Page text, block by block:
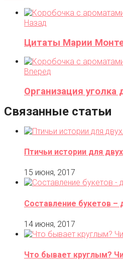
Назад
Цитаты Марии
Вперед
Организация уголка
Связанные статьи
Птичьи истории для
15 июня, 2017
Составление букетов –
14 июня, 2017
Что бывает круглым?